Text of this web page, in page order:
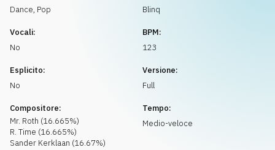
Richiedi musica
Dance, Pop
Blinq
Vocali:
No
BPM:
123
Esplicito:
No
Versione:
Full
Compositore:
Mr. Roth (16.665%)
R. Time (16.665%)
Sander Kerklaan (16.67%)
Tempo:
Medio-veloce